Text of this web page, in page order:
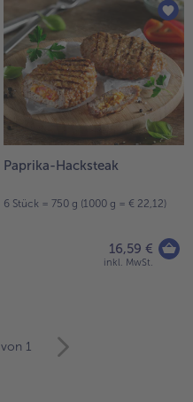
Paprika-Hacksteak
6 Stück = 750 g (1000 g = € 22,12)
16,59 €
inkl. MwSt.
von 1